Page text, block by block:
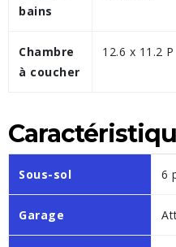
bains
Chambre
à coucher
12.6 x 11.2 P
Sous-sol 6
Garage